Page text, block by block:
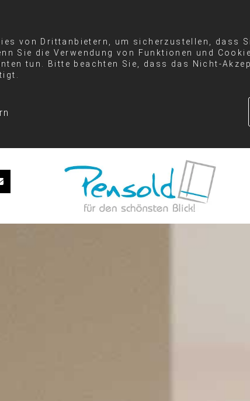
von Drittanbietern, um sicherzustellen, dass
Sie die Verwendung von Funktionen und
tun. Bitte beachten Sie, dass das Nicht-